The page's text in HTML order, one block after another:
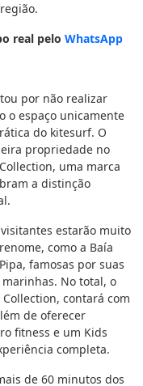
real pelo WhatsApp
por não realizar
o espaço unicamente
do kitesurf. O
propriedade no
uma marca
a distinção
estarão muito
como a Baía
famosas por suas
No total, o
contará com
de oferecer
fitness e um Kids
completa.
de 60 minutos dos